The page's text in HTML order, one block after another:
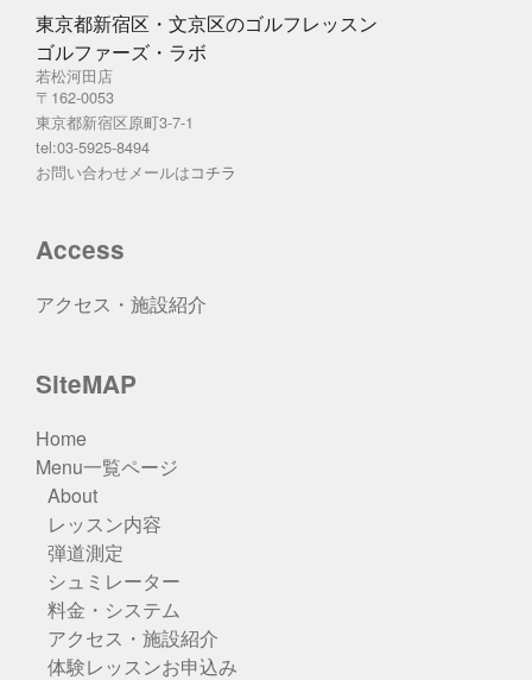
東京都新宿区・文京区のゴルフレッスン
ゴルファーズ・ラボ
若松河田店
〒162-0053
東京都新宿区原町3-7-1
tel:03-5925-8494
お問い合わせメールはコチラ
Access
アクセス・施設紹介
SiteMAP
Home
Menu一覧ページ
About
レッスン内容
弾道測定
シュミレーター
料金・システム
アクセス・施設紹介
体験レッスンお申込み